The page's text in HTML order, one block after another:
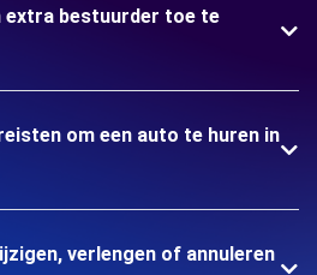
extra bestuurder toe te
om een auto te huren in
verlengen of annuleren